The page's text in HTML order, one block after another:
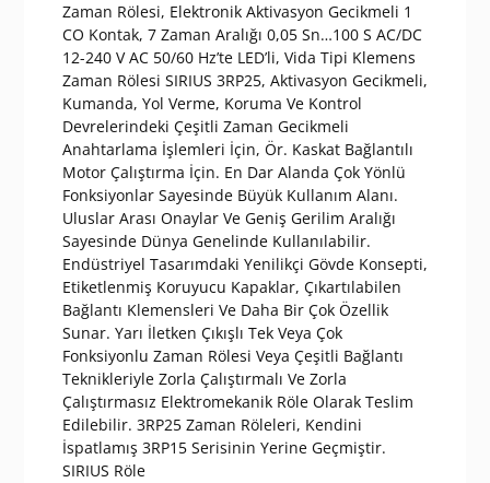
Zaman Rölesi, Elektronik Aktivasyon Gecikmeli 1
CO Kontak, 7 Zaman Aralığı 0,05 Sn…100 S AC/DC
12-240 V AC 50/60 Hz’te LED’li, Vida Tipi Klemens
Zaman Rölesi SIRIUS 3RP25, Aktivasyon Gecikmeli,
Kumanda, Yol Verme, Koruma Ve Kontrol
Devrelerindeki Çeşitli Zaman Gecikmeli
Anahtarlama İşlemleri İçin, Ör. Kaskat Bağlantılı
Motor Çalıştırma İçin. En Dar Alanda Çok Yönlü
Fonksiyonlar Sayesinde Büyük Kullanım Alanı.
Uluslar Arası Onaylar Ve Geniş Gerilim Aralığı
Sayesinde Dünya Genelinde Kullanılabilir.
Endüstriyel Tasarımdaki Yenilikçi Gövde Konsepti,
Etiketlenmiş Koruyucu Kapaklar, Çıkartılabilen
Bağlantı Klemensleri Ve Daha Bir Çok Özellik
Sunar. Yarı İletken Çıkışlı Tek Veya Çok
Fonksiyonlu Zaman Rölesi Veya Çeşitli Bağlantı
Teknikleriyle Zorla Çalıştırmalı Ve Zorla
Çalıştırmasız Elektromekanik Röle Olarak Teslim
Edilebilir. 3RP25 Zaman Röleleri, Kendini
İspatlamış 3RP15 Serisinin Yerine Geçmiştir.
SIRIUS Röle